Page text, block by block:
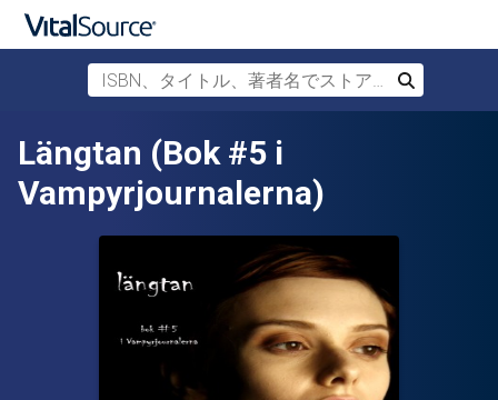
メインコンテンツへスキップ
ISBN、タイトル、著者名でストアを検索
検索
Längtan (Bok #5 i
Vampyrjournalerna)